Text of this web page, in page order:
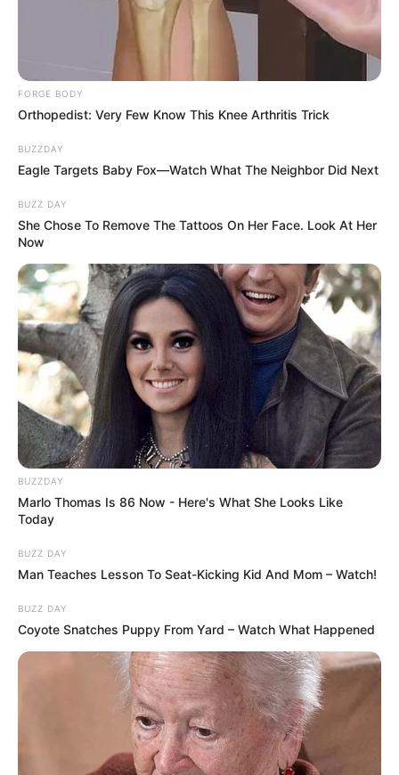
FORGE BODY
Orthopedist: Very Few Know This Knee Arthritis Trick
BUZZDAY
Eagle Targets Baby Fox—Watch What The Neighbor Did Next
BUZZ DAY
She Chose To Remove The Tattoos On Her Face. Look At Her
Now
BUZZDAY
Marlo Thomas Is 86 Now - Here's What She Looks Like
Today
BUZZ DAY
Man Teaches Lesson To Seat-Kicking Kid And Mom – Watch!
BUZZ DAY
Coyote Snatches Puppy From Yard – Watch What Happened